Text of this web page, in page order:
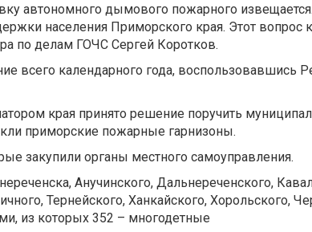
автономного дымового пожарного
населения Приморского края. Этот вопрос
по делам ГОЧС Сергей Коротков.
всего календарного года, воспользовавшись
края принято решение поручить
приморские пожарные гарнизоны.
закупили органы местного самоуправления.
Анучинского, Дальнереченского,
Тернейского, Ханкайского, Хорольского,
из которых 352 – многодетные